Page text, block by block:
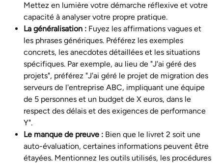
Mettez en lumière votre démarche réflexive et votre
capacité à analyser votre propre pratique.
La généralisation : Fuyez les affirmations vagues et
les phrases génériques. Préférez les exemples
concrets, les anecdotes détaillées et les situations
spécifiques. Par exemple, au lieu de "J'ai géré des
projets", préférez "J'ai géré le projet de migration des
serveurs de l'entreprise ABC, impliquant une équipe
de 5 personnes et un budget de X euros, dans le
respect des délais et des exigences de performance
Y".
Le manque de preuve : Bien que le livret 2 soit une
auto-évaluation, certaines informations peuvent être
étayées. Mentionnez les outils utilisés, les procédures